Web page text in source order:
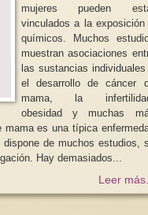
mujeres pueden
vinculados a la exposición
químicos. Muchos
muestran asociaciones
las sustancias
el desarrollo de cáncer
mama, la
obesidad y muchas
mama es una típica
necesita mucha más investigación. Hay demasiados...
Leer